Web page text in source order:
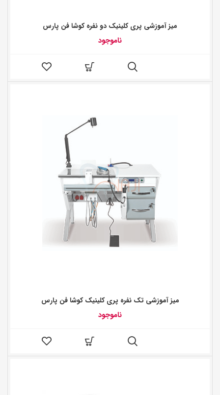
میز آموزشی پری کلینیک دو نفره کوشا فن پارس
ناموجود
میز آموزشی تک نفره پری کلینیک کوشا فن پارس
ناموجود